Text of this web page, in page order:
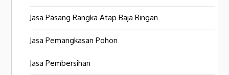
Jasa Pasang Rangka Atap Baja Ringan
Jasa Pemangkasan Pohon
Jasa Pembersihan